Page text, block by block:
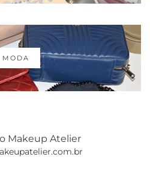
MODA
Makeup Atelier